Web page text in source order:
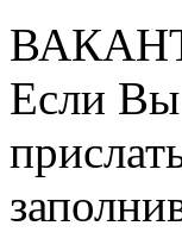
Если Вы